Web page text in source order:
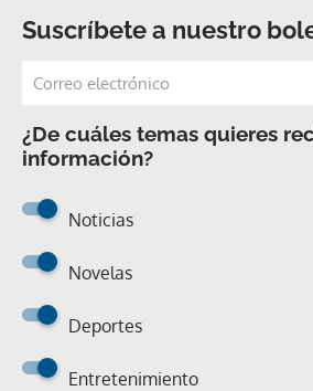
Suscríbete a nuestro
¿De cuáles temas quieres
información?
Noticias
Novelas
Deportes
Entretenimiento